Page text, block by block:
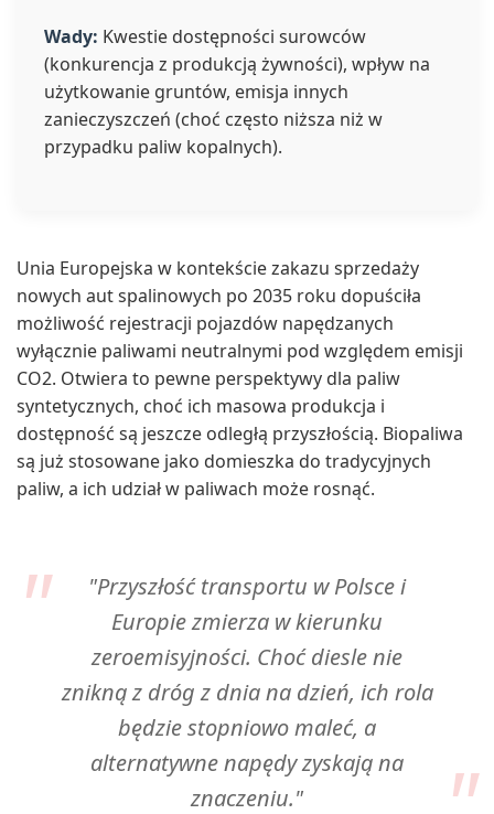
Wady: Kwestie dostępności surowców
(konkurencja z produkcją żywności), wpływ na
użytkowanie gruntów, emisja innych
zanieczyszczeń (choć często niższa niż w
przypadku paliw kopalnych).
Unia Europejska w kontekście zakazu sprzedaży
nowych aut spalinowych po 2035 roku dopuściła
możliwość rejestracji pojazdów napędzanych
wyłącznie paliwami neutralnymi pod względem emisji
CO2. Otwiera to pewne perspektywy dla paliw
syntetycznych, choć ich masowa produkcja i
dostępność są jeszcze odległą przyszłością. Biopaliwa
są już stosowane jako domieszka do tradycyjnych
paliw, a ich udział w paliwach może rosnąć.
"Przyszłość transportu w Polsce i
Europie zmierza w kierunku
zeroemisyjności. Choć diesle nie
znikną z dróg z dnia na dzień, ich rola
będzie stopniowo maleć, a
alternatywne napędy zyskają na
znaczeniu."